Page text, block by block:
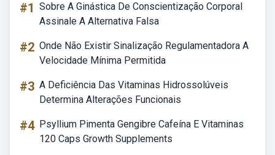
#1 Sobre A Ginástica De Conscientização Corporal
Assinale A Alternativa Falsa
#2 Onde Não Existir Sinalização Regulamentadora A
Velocidade Mínima Permitida
#3 A Deficiência Das Vitaminas Hidrossolúveis
Determina Alterações Funcionais
#4 Psyllium Pimenta Gengibre Cafeína E Vitaminas
120 Caps Growth Supplements